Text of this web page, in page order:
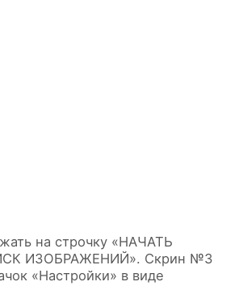
на строчку «НАЧАТЬ
ИЗОБРАЖЕНИЙ». Скрин №3
«Настройки» в виде